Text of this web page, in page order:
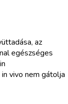
az
egészséges
vivo nem gátolja